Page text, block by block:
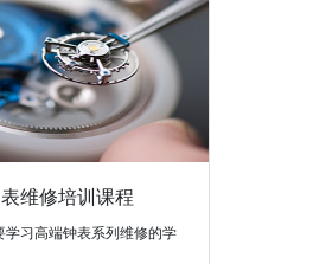
维修培训课程
学习高端钟表系列维修的学